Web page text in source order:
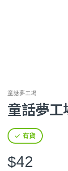
童話夢工場
童話夢
有貨
$42